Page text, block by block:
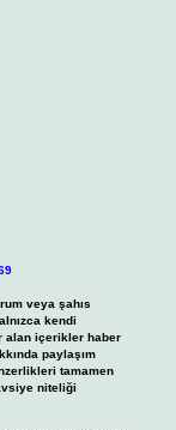
veya şahıs
kendi
alan içerikler haber
paylaşım
tamamen
niteliği